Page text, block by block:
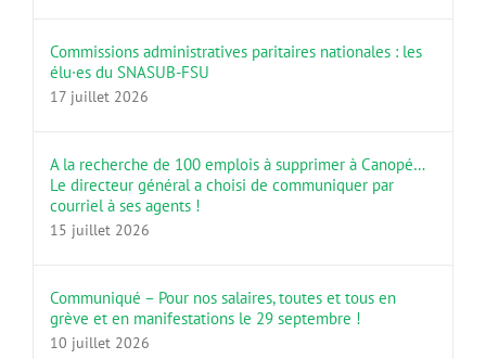
Commissions administratives paritaires nationales : les
élu·es du SNASUB-FSU
17 juillet 2026
A la recherche de 100 emplois à supprimer à Canopé…
Le directeur général a choisi de communiquer par
courriel à ses agents !
15 juillet 2026
Communiqué – Pour nos salaires, toutes et tous en
grève et en manifestations le 29 septembre !
10 juillet 2026